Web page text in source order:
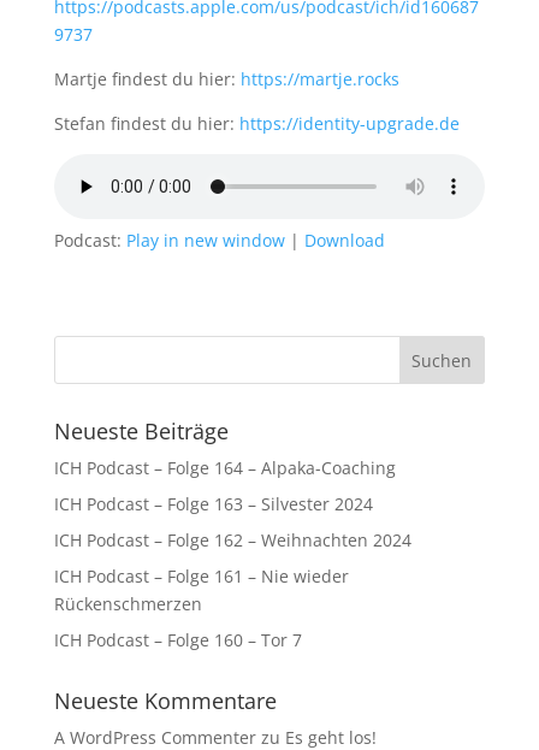
https://podcasts.apple.com/us/podcast/ich/id160687
9737
Martje findest du hier: https://martje.rocks
Stefan findest du hier: https://identity-upgrade.de
Podcast: Play in new window| Download
Neueste Beiträge
ICH Podcast – Folge 164 – Alpaka-Coaching
ICH Podcast – Folge 163 – Silvester 2024
ICH Podcast – Folge 162 – Weihnachten 2024
ICH Podcast – Folge 161 – Nie wieder
Rückenschmerzen
ICH Podcast – Folge 160 – Tor 7
Neueste Kommentare
A WordPress Commenterzu Es geht los!